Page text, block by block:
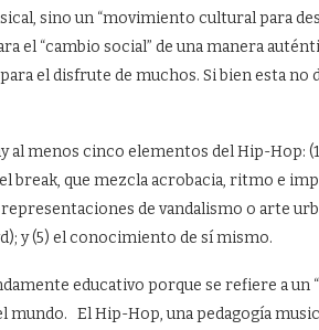
sino un “movimiento cultural para
el “cambio social” de una manera
el disfrute de muchos. Si bien esta no
al menos cinco elementos del Hip-Hop:
break, que mezcla acrobacia, ritmo e
de vandalismo o arte
y (5) el conocimiento de sí mismo.
educativo porque se refiere a
mundo. El Hip-Hop, una pedagogía